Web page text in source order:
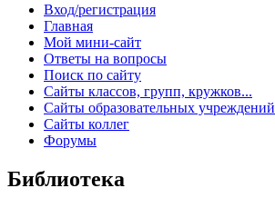
Вход/регистрация
Главная
Мой мини-сайт
Ответы на вопросы
Поиск по сайту
Сайты классов, групп, кружков...
Сайты образовательных учреждений
Сайты коллег
Форумы
Библиотека